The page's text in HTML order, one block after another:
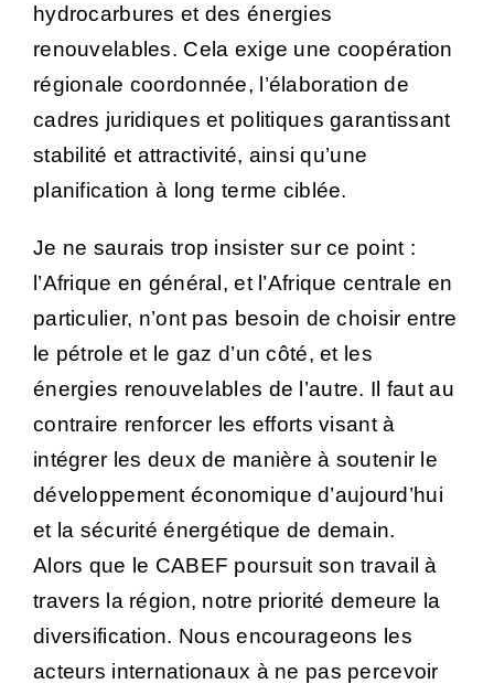
hydrocarbures et des énergies
renouvelables. Cela exige une coopération
régionale coordonnée, l’élaboration de
cadres juridiques et politiques garantissant
stabilité et attractivité, ainsi qu’une
planification à long terme ciblée.
Je ne saurais trop insister sur ce point :
l’Afrique en général, et l’Afrique centrale en
particulier, n’ont pas besoin de choisir entre
le pétrole et le gaz d’un côté, et les
énergies renouvelables de l’autre. Il faut au
contraire renforcer les efforts visant à
intégrer les deux de manière à soutenir le
développement économique d’aujourd’hui
et la sécurité énergétique de demain.
Alors que le CABEF poursuit son travail à
travers la région, notre priorité demeure la
diversification. Nous encourageons les
acteurs internationaux à ne pas percevoir